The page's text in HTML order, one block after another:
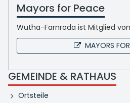
Mayors for Peace
Wutha-Farnroda ist Mitglied
MAYORS
GEMEINDE & RATHAUS
Ortsteile